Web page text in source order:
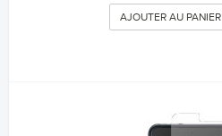
AJOUTER AU PANIER